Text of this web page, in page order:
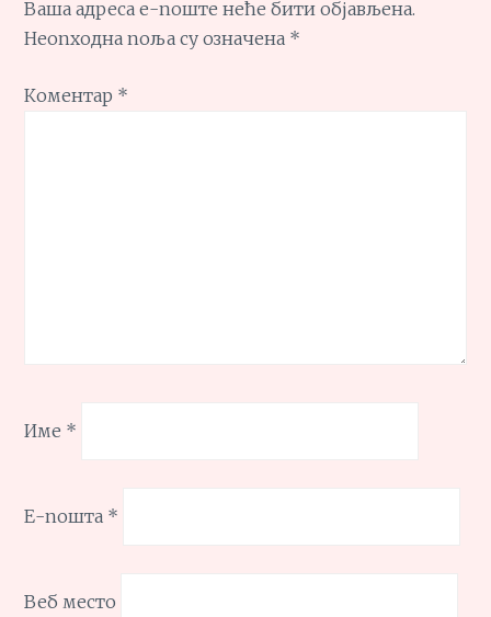
Ваша адреса е-поште неће бити објављена.
Неопходна поља су означена *
Коментар *
Име *
Е-пошта *
Веб место